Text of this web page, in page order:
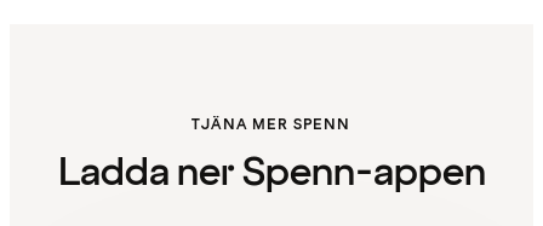
TJÄNA MER SPENN
Ladda ner Spenn-appen